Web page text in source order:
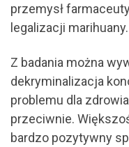
przemysł
legalizacji marihuany.
Z badania można
dekryminalizacja
problemu dla
przeciwnie.
bardzo pozytywny